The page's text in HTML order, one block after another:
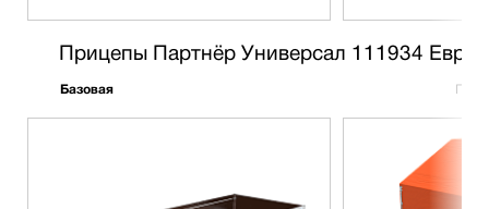
Прицепы Партнёр Универсал 111934 Евро
Базовая